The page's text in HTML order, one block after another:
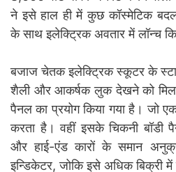
ने इसे हाल ही में कुछ कॉस्मेटिक
के साथ इलेक्ट्रिक अवतार में लॉन्च
बजाज चेतक इलेक्ट्रिक स्कूटर के
शैली और आकर्षक लुक देखने को
पैनल का प्रयोग किया गया है। जो
करता है। वहीं इसके चिकनी बॉडी
और हाई-एंड कारों के समान
इन्डिकेटर, जोकि इसे अधिक बिक्री